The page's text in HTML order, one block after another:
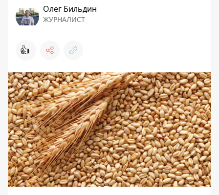
Олег Бильдин
ЖУРНАЛИСТ
👍